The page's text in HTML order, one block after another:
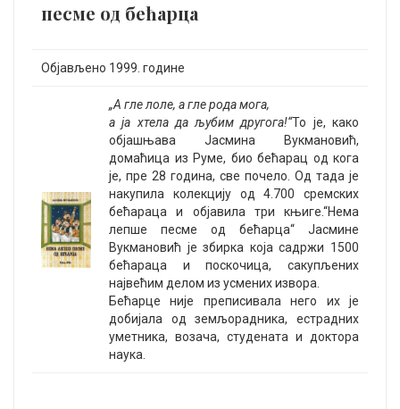
песме од бећарца
Објављено 1999. године
„А гле лоле, а гле рода мога,
а ја хтела да љубим другога!“То је, како
објашњава Јасмина Вукмановић,
домаћица из Руме, био бећарац од кога
је, пре 28 година, све почело. Од тада је
накупила колекцију од 4.700 сремских
бећараца и објавила три књиге.“Нема
лепше песме од бећарца“ Јасмине
Вукмановић је збирка која садржи 1500
бећараца и поскочица, сакупљених
највећим делом из усмених извора.
Бећарце није преписивала него их је
добијала од земљорадника, естрадних
уметника, возача, студената и доктора
наука.